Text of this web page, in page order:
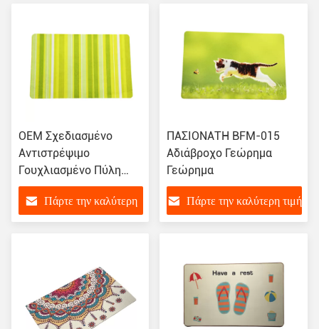
OEM Σχεδιασμένο
Αντιστρέψιμο
Γουχλιασμένο Πύλη
Ματ Ματ Ματ Ματ Ματ
Ματ
Πάρτε την καλύτερη
ΠΑΣΙΟΝΑΤΗ BFM-015
Αδιάβροχο Γεώρημα
Γεώρημα
Πάρτε την καλύτερη τιμή